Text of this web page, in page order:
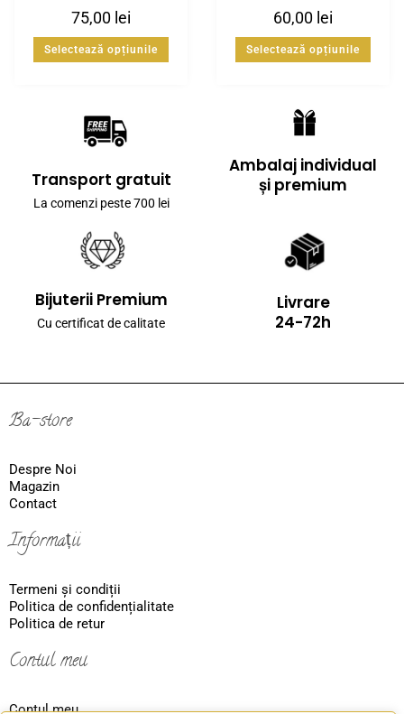
75,00 lei
Selectează opțiunile
60,00 lei
Selectează opțiunile
Transport gratuit
La comenzi peste 700 lei
Ambalaj individual
și premium
Bijuterii Premium
Cu certificat de calitate
Livrare
24-72h
Ba-store
Despre Noi
Magazin
Contact
Informații
Termeni și condiții
Politica de confidențialitate
Politica de retur
Contul meu
Contul meu